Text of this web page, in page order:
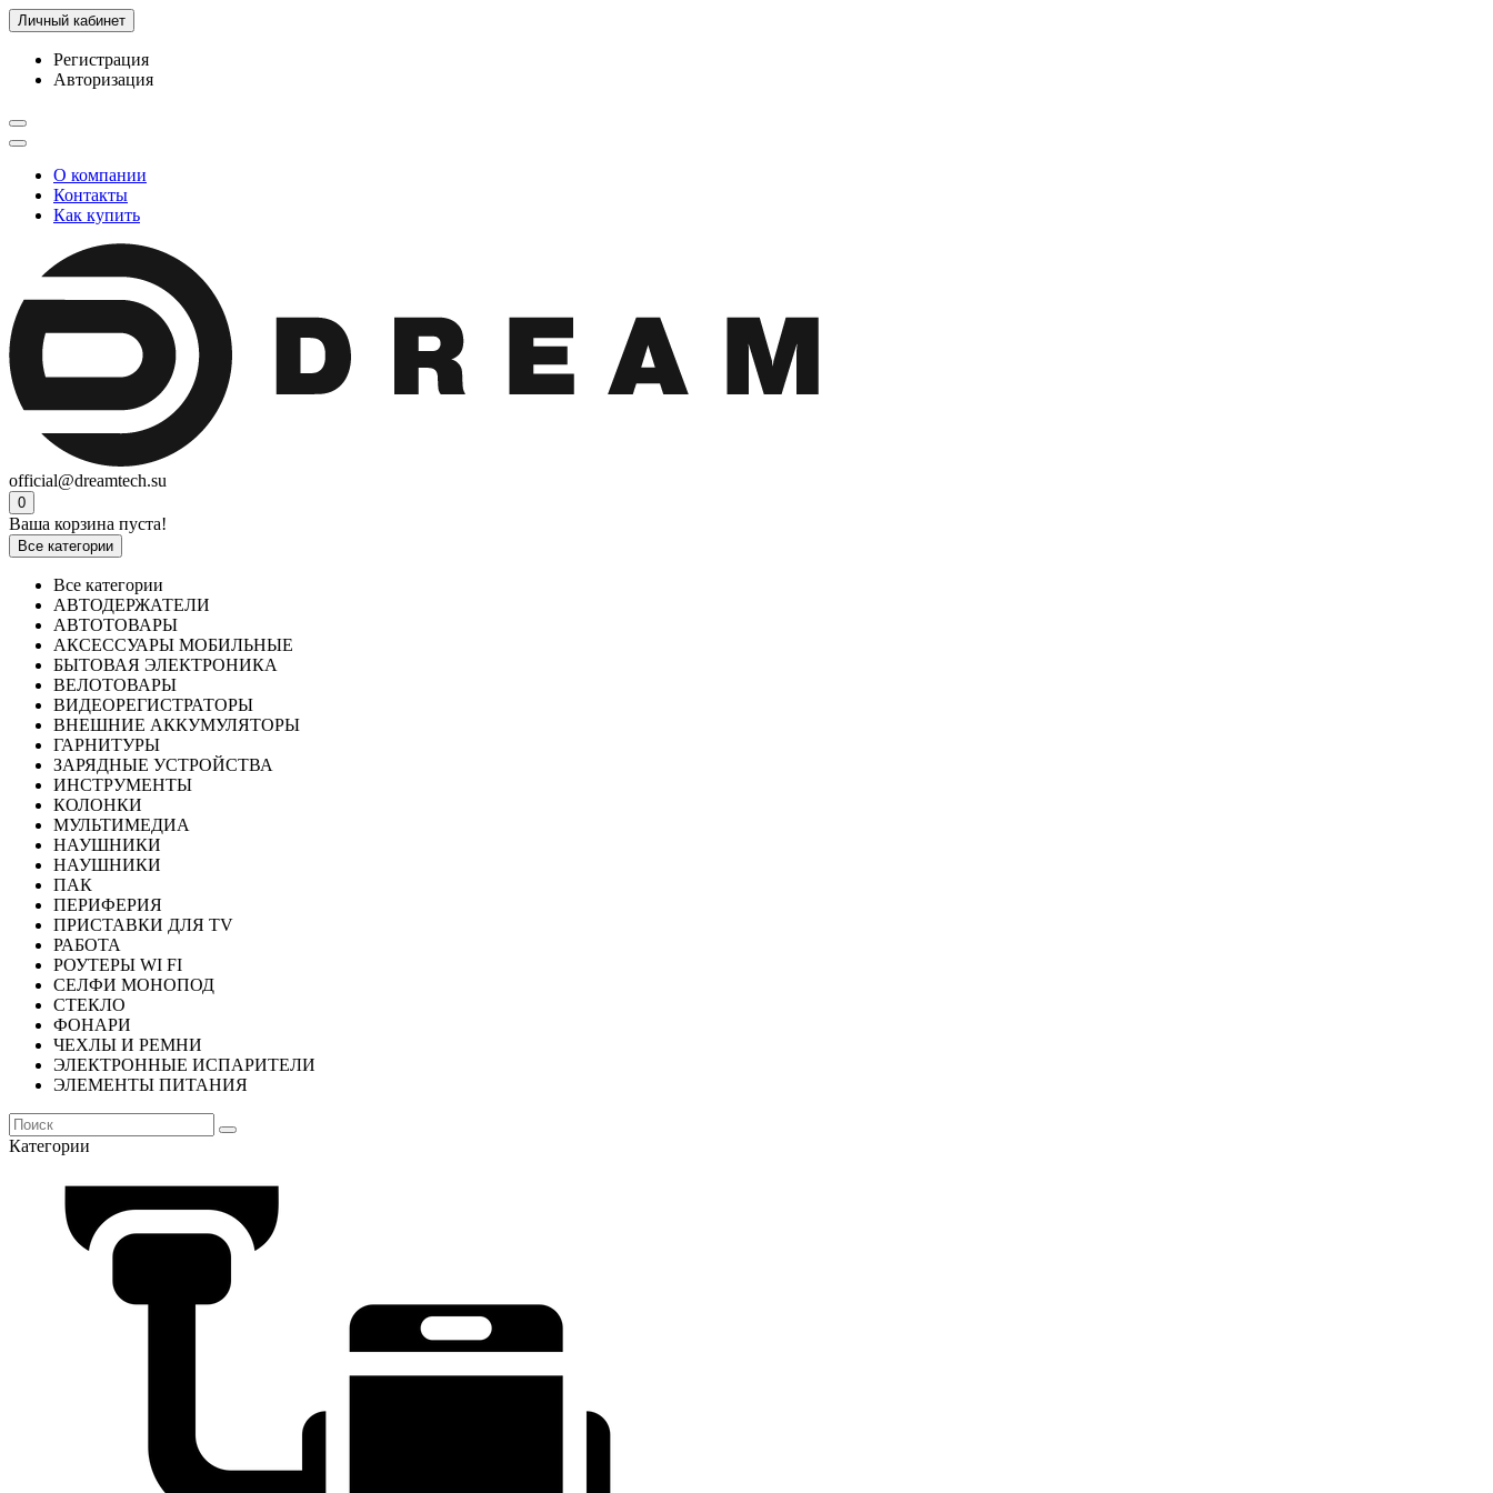
Личный кабинет
Регистрация
Авторизация
О компании
Контакты
Как купить
official@dreamtech.su
0
Ваша корзина пуста!
Все категории
Все категории
АВТОДЕРЖАТЕЛИ
АВТОТОВАРЫ
АКСЕССУАРЫ МОБИЛЬНЫЕ
БЫТОВАЯ ЭЛЕКТРОНИКА
ВЕЛОТОВАРЫ
ВИДЕОРЕГИСТРАТОРЫ
ВНЕШНИЕ АККУМУЛЯТОРЫ
ГАРНИТУРЫ
ЗАРЯДНЫЕ УСТРОЙСТВА
ИНСТРУМЕНТЫ
КОЛОНКИ
МУЛЬТИМЕДИА
НАУШНИКИ
НАУШНИКИ
ПАК
ПЕРИФЕРИЯ
ПРИСТАВКИ ДЛЯ TV
РАБОТА
РОУТЕРЫ WI FI
СЕЛФИ МОНОПОД
СТЕКЛО
ФОНАРИ
ЧЕХЛЫ И РЕМНИ
ЭЛЕКТРОННЫЕ ИСПАРИТЕЛИ
ЭЛЕМЕНТЫ ПИТАНИЯ
Категории